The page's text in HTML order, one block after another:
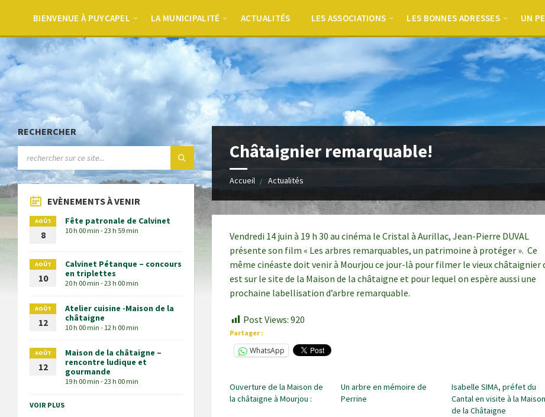
BIENVENUE À PUYCAPEL LA MUNICIPALITÉ ACTUALITÉS LES ASSOCIATIONS LES BONNES ADRESSES UN
Châtaignier remarquable!
Accueil Actualités
Vendredi 14 juin à 19 h 30 au cinéma le Cristal à Aurillac, Jean-Pierre DUVAL
présente son film « Les arbres remarquables, un patrimoine à protéger ». Ce
même cinéaste doit venir à Mourjou ce jour-là pour filmer le vieux châtaignier
est sur le site de la Maison de la châtaigne et pour lequel on espère aussi une
prochaine labellisation d’arbre remarquable.
Post Views: 920
Partager :
WhatsApp
Ouverture de la Maison de
la châtaigne à Mourjou :
Un arbre en mémoire de
Perrine
Isabelle SIMA, préfet du
Cantal en visite à la Maison
de la Châtaigne
RECHERCHER
EVÈNEMENTS À VENIR
AOÛT
8
Fête patronale de Calvinet
10 h 00 min - 23 h 59 min
AOÛT
10
Calvinet Pétanque – concours
en triplettes
20 h 00 min - 23 h 00 min
AOÛT
12
Atelier cuisine -Maison de la
châtaigne
10 h 00 min - 12 h 00 min
AOÛT
12
Maison de la châtaigne –
rencontre ludique et
gourmande
19 h 00 min - 23 h 00 min
VOIR PLUS